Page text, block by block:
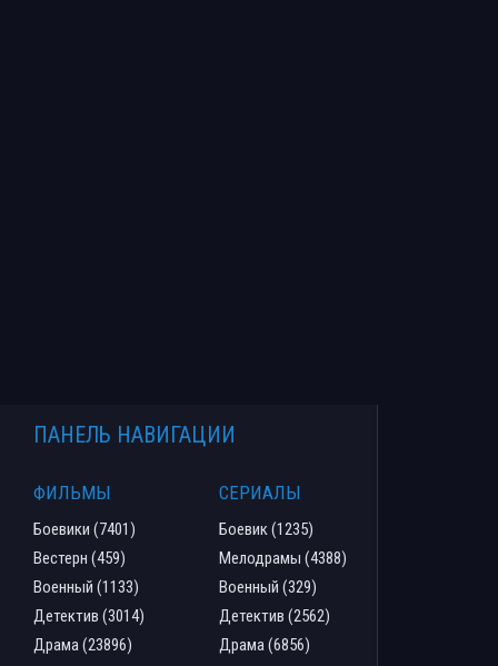
ПАНЕЛЬ НАВИГАЦИИ
ФИЛЬМЫ
Боевики (7401)
Вестерн (459)
Военный (1133)
Детектив (3014)
Драма (23896)
СЕРИАЛЫ
Боевик (1235)
Мелодрамы (4388)
Военный (329)
Детектив (2562)
Драма (6856)